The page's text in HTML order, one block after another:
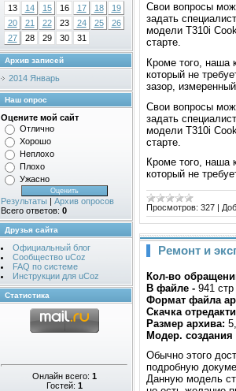
13
14 15 16 17 18
19
20
21 22 23 24 25
26
27
28 29 30 31
Архив записей
2014 Январь
Наш опрос
Оцените мой сайт
Отлично
Хорошо
Неплохо
Плохо
Ужасно
Результаты | Архив опросов
Всего ответов: 0
Друзья сайта
Официальный блог
Сообщество uCoz
FAQ по системе
Инструкции для uCoz
Статистика
Онлайн всего: 1
Гостей: 1
Свои вопросы
задать
модели T310i
старте.
Кроме того, наша
который не
зазор,
Свои вопросы
задать
модели T310i
старте.
Кроме того, наша
который не
Просмотров: 327 |
Ремонт и
Кол-во
В файле - 941 стр
Формат файла
Скачка
Размер архива:
Модер.
Обычно этого
подробную
Данную модель